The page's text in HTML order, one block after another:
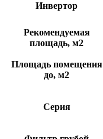
Инвертор
Рекомендуемая
площадь, м2
Площадь помещения
до, м2
Серия